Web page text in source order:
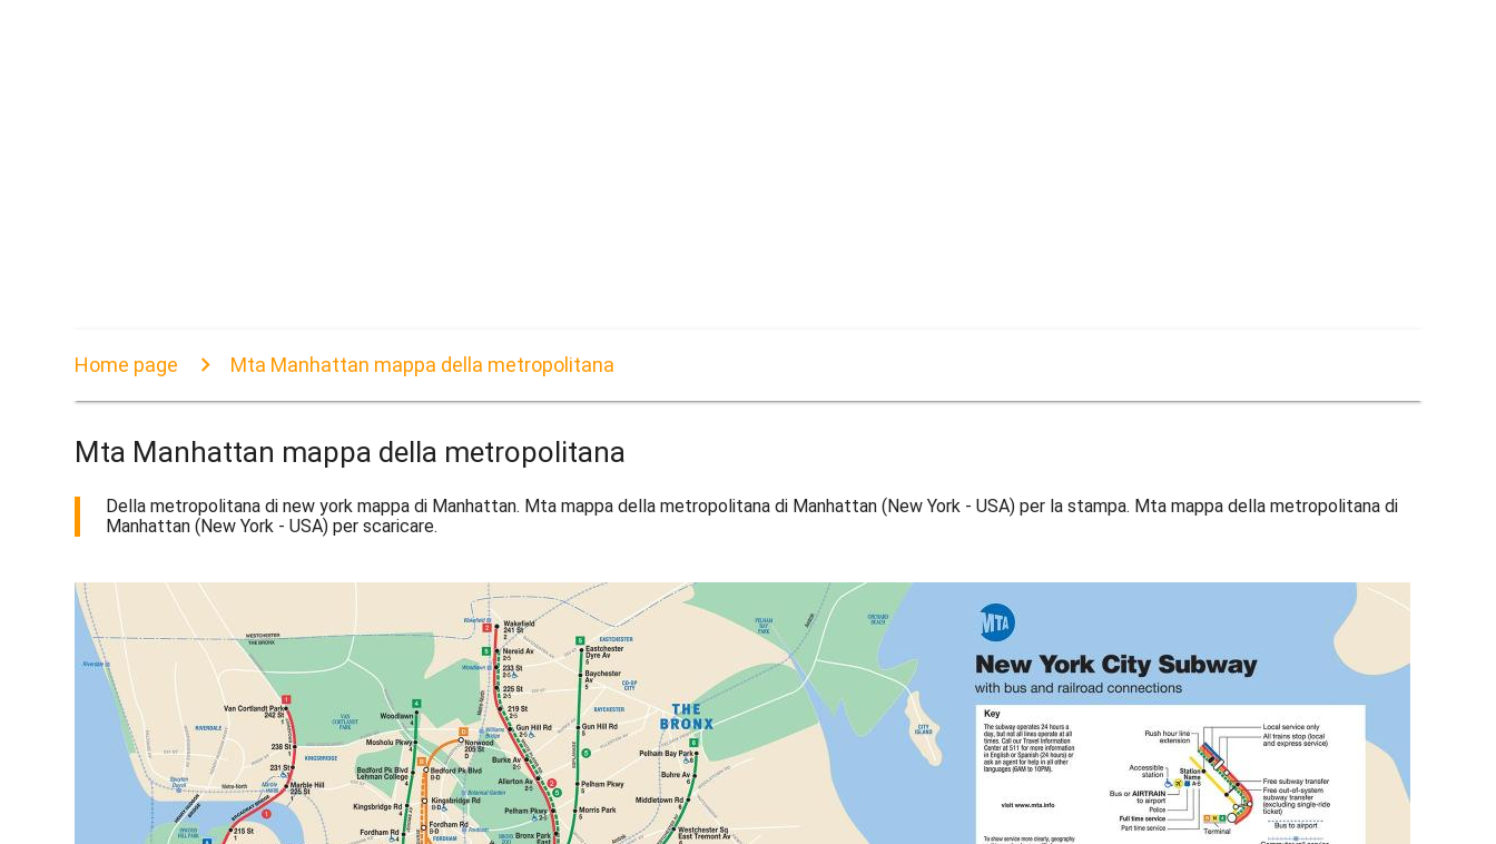
Home page Mta Manhattan mappa della metropolitana
Mta Manhattan mappa della metropolitana
Della metropolitana di new york mappa di Manhattan. Mta mappa della metropolitana di Manhattan (New York - USA) per la stampa. Mta mappa della metropolitana di
Manhattan (New York - USA) per scaricare.